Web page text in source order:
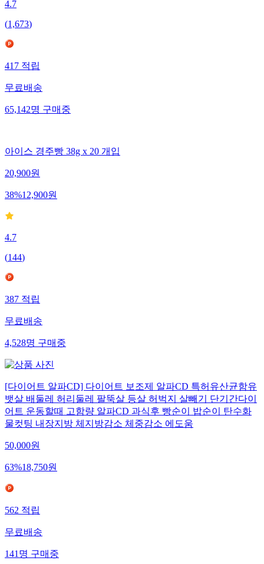
4.7
(1,673)
417적립
무료배송
65,142명구매중
아이스 경주빵 38g x 20 개입
20,900원
38%12,900원
4.7
(144)
387적립
무료배송
4,528명구매중
[다이어트 알파CD] 다이어트 보조제 알파CD 특허유산균함유
뱃살 배둘레 허리둘레 팔뚝살 등살 허벅지 살빼기 단기간다이
어트 운동할때 고함량 알파CD 과식후 빵순이 밥순이 탄수화
물컷팅 내장지방 체지방감소 체중감소 에도움
50,000원
63%18,750원
562적립
무료배송
141명구매중